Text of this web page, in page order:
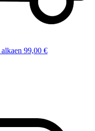
alkaen 99,00 €